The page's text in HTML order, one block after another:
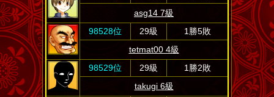
asg14 7級
98528位
29級
1勝5敗
tetmat00 4級
98529位
29級
1勝2敗
takugi 6級